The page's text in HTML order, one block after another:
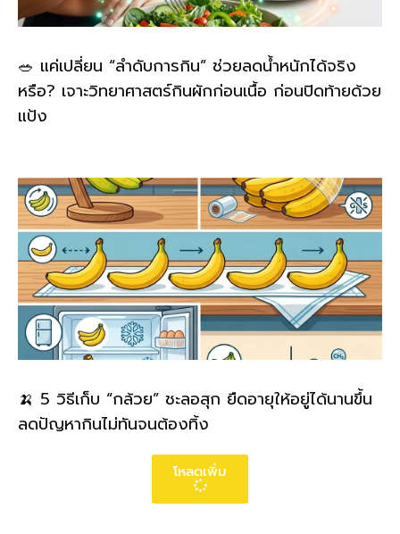
🥗 แค่เปลี่ยน “ลำดับการกิน” ช่วยลดน้ำหนักได้จริง
หรือ? เจาะวิทยาศาสตร์กินผักก่อนเนื้อ ก่อนปิดท้ายด้วย
แป้ง
🍌 5 วิธีเก็บ “กล้วย” ชะลอสุก ยืดอายุให้อยู่ได้นานขึ้น
ลดปัญหากินไม่ทันจนต้องทิ้ง
โหลดเพิ่ม